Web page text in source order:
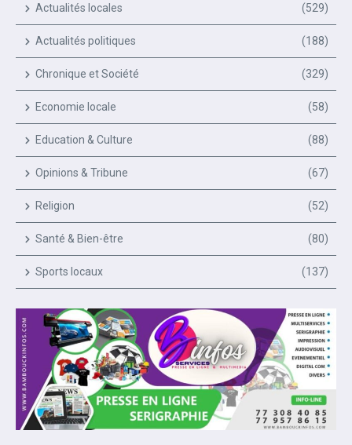
Actualités locales (529)
Actualités politiques (188)
Chronique et Société (329)
Economie locale (58)
Education & Culture (88)
Opinions & Tribune (67)
Religion (52)
Santé & Bien-être (80)
Sports locaux (137)